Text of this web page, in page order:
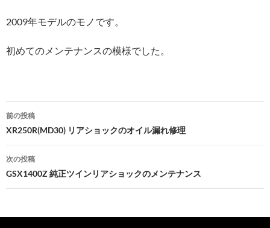
2009年モデルのモノです。
初めてのメンテナンスの模様でした。
投
稿
ナ
ゲ
前の投稿
XR250R(MD30) リアショックのオイル漏れ修理
次の投稿
GSX1400Z 純正ツインリアショックのメンテナンス